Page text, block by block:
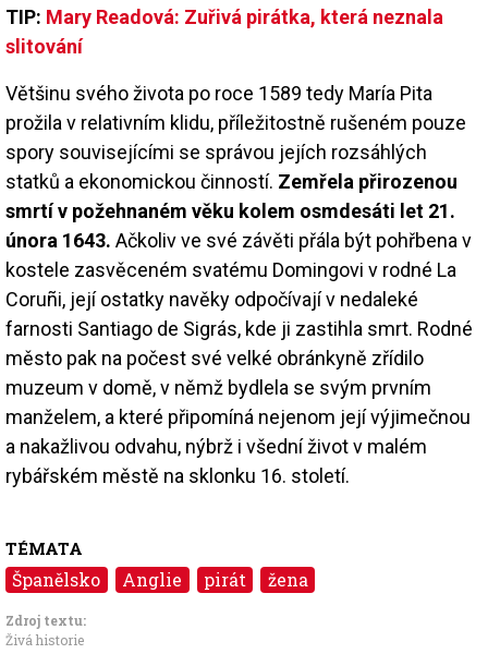
TIP: Mary Readová: Zuřivá pirátka, která neznala
slitování
Většinu svého života po roce 1589 tedy María Pita
prožila v relativním klidu, příležitostně rušeném pouze
spory souvisejícími se správou jejích rozsáhlých
statků a ekonomickou činností. Zemřela přirozenou
smrtí v požehnaném věku kolem osmdesáti let 21.
února 1643. Ačkoliv ve své závěti přála být pohřbena v
kostele zasvěceném svatému Domingovi v rodné La
Coruñi, její ostatky navěky odpočívají v nedaleké
farnosti Santiago de Sigrás, kde ji zastihla smrt. Rodné
město pak na počest své velké obránkyně zřídilo
muzeum v domě, v němž bydlela se svým prvním
manželem, a které připomíná nejenom její výjimečnou
a nakažlivou odvahu, nýbrž i všední život v malém
rybářském městě na sklonku 16. století.
TÉMATA
Španělsko Anglie pirát žena
Zdroj textu:
Živá historie